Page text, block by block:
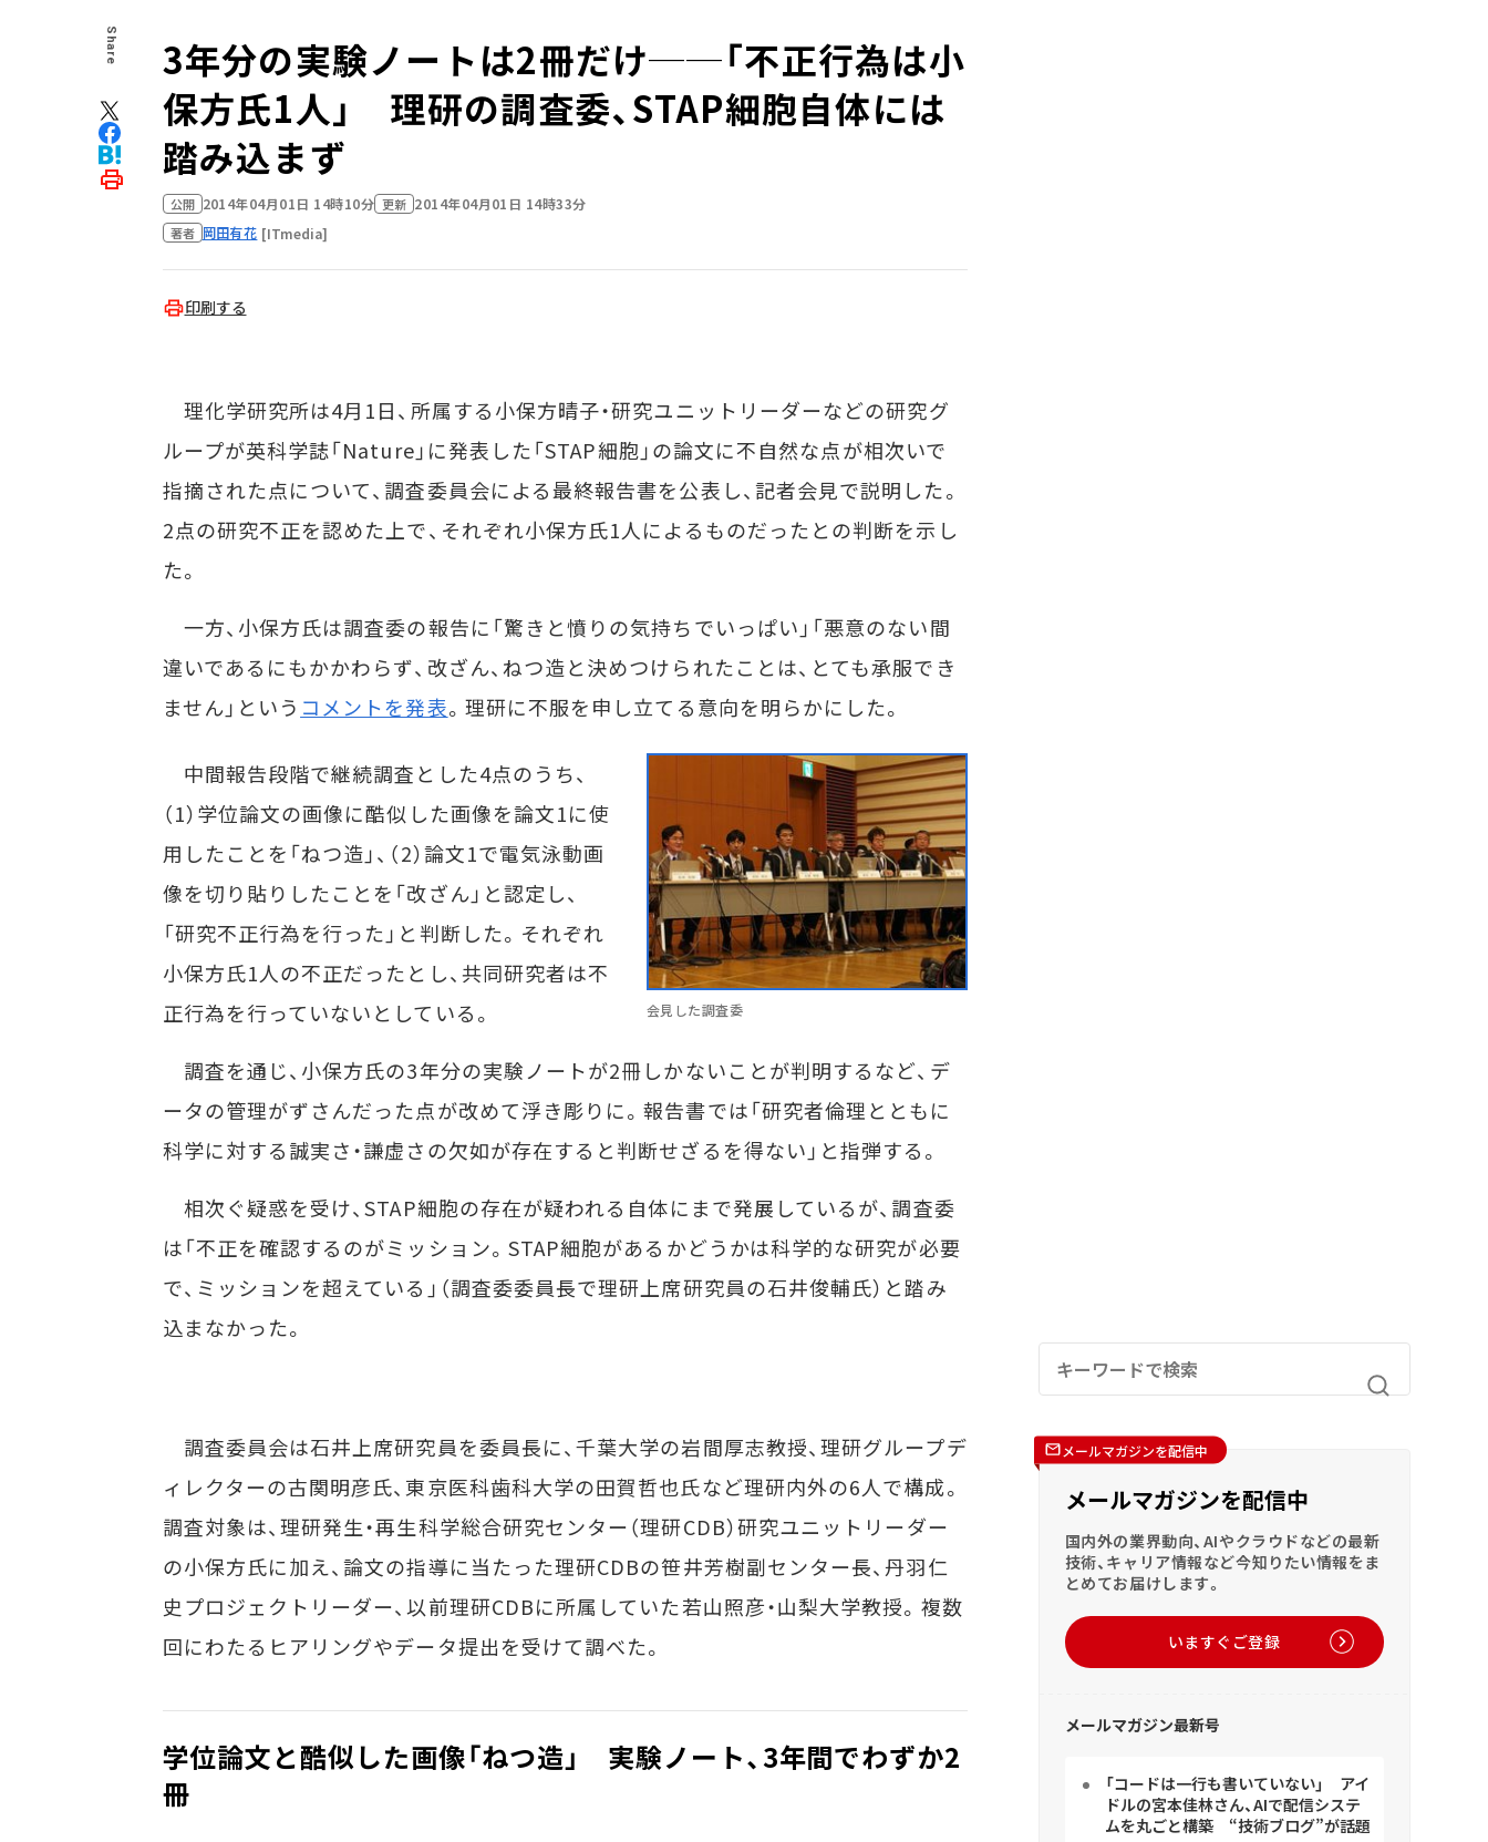
Share
3年分の実験ノートは2冊だけ──「不正行為は小
保方氏1人」 理研の調査委、STAP細胞自体には
踏み込まず
公開 2014年04月01日 14時10分 更新 2014年04月01日 14時33分
著者 岡田有花 [ITmedia]
印刷する
理化学研究所は4月1日、所属する小保方晴子・研究ユニットリーダーなどの研究グ
ループが英科学誌「Nature」に発表した「STAP細胞」の論文に不自然な点が相次いで
指摘された点について、調査委員会による最終報告書を公表し、記者会見で説明した。
2点の研究不正を認めた上で、それぞれ小保方氏1人によるものだったとの判断を示し
た。
一方、小保方氏は調査委の報告に「驚きと憤りの気持ちでいっぱい」「悪意のない間
違いであるにもかかわらず、改ざん、ねつ造と決めつけられたことは、とても承服でき
ません」という コメントを発表。理研に不服を申し立てる意向を明らかにした。
会見した調査委
中間報告段階で継続調査とした4点のうち、
（1）学位論文の画像に酷似した画像を論文1に使
用したことを「ねつ造」、（2）論文1で電気泳動画
像を切り貼りしたことを「改ざん」と認定し、
「研究不正行為を行った」と判断した。それぞれ
小保方氏1人の不正だったとし、共同研究者は不
正行為を行っていないとしている。
調査を通じ、小保方氏の3年分の実験ノートが2冊しかないことが判明するなど、デ
ータの管理がずさんだった点が改めて浮き彫りに。報告書では「研究者倫理とともに
科学に対する誠実さ・謙虚さの欠如が存在すると判断せざるを得ない」と指弾する。
相次ぐ疑惑を受け、STAP細胞の存在が疑われる自体にまで発展しているが、調査委
は「不正を確認するのがミッション。STAP細胞があるかどうかは科学的な研究が必要
で、ミッションを超えている」（調査委委員長で理研上席研究員の石井俊輔氏）と踏み
込まなかった。
調査委員会は石井上席研究員を委員長に、千葉大学の岩間厚志教授、理研グループデ
ィレクターの古関明彦氏、東京医科歯科大学の田賀哲也氏など理研内外の6人で構成。
調査対象は、理研発生・再生科学総合研究センター（理研CDB）研究ユニットリーダー
の小保方氏に加え、論文の指導に当たった理研CDBの笹井芳樹副センター長、丹羽仁
史プロジェクトリーダー、以前理研CDBに所属していた若山照彦・山梨大学教授。複数
回にわたるヒアリングやデータ提出を受けて調べた。
学位論文と酷似した画像「ねつ造」 実験ノート、3年間でわずか2
冊
メールマガジンを配信中
メールマガジンを配信中
国内外の業界動向、AIやクラウドなどの最新
技術、キャリア情報など今知りたい情報をま
とめてお届けします。
いますぐご登録
メールマガジン最新号
「コードは一行も書いていない」 アイ
ドルの宮本佳林さん、AIで配信システ
ムを丸ごと構築 “技術ブログ”が話題